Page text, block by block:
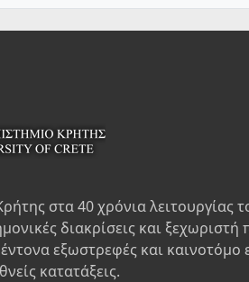
στα 40 χρόνια λειτουργίας
διακρίσεις και
εξωστρεφές και καινοτόμο
κατατάξεις.